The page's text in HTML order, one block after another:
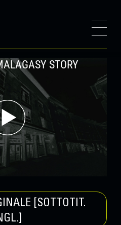
[SOTTOTIT.